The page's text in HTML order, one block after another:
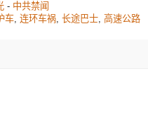
- 中共禁闻
车, 连环车祸, 长途巴士, 高速公路